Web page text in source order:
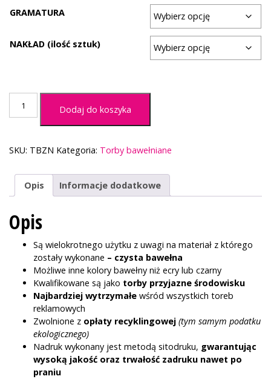
GRAMATURA
NAKŁAD (ilość sztuk)
Torby
bawełniane
nadrukiem
Dodaj do koszyka
SKU: TBZN Kategoria: Torby bawełniane
Opis Informacje dodatkowe
Opis
Są wielokrotnego użytku z uwagi na materiał z którego
zostały wykonane – czysta bawełna
Możliwe inne kolory bawełny niż ecry lub czarny
Kwalifikowane są jako torby przyjazne środowisku
Najbardziej wytrzymałe wśród wszystkich toreb
reklamowych
Zwolnione z opłaty recyklingowej (tym samym podatku
ekologicznego)
Nadruk wykonany jest metodą sitodruku, gwarantując
wysoką jakość oraz trwałość zadruku nawet po
praniu